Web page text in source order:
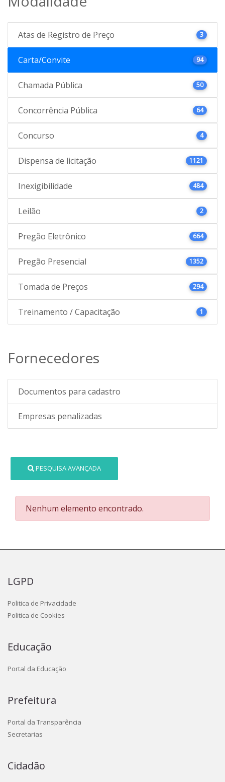
Atas de Registro de Preço 3
Carta/Convite 94
Chamada Pública 50
Concorrência Pública 64
Concurso 4
Dispensa de licitação 1121
Inexigibilidade 484
Leilão 2
Pregão Eletrônico 664
Pregão Presencial 1352
Tomada de Preços 294
Treinamento / Capacitação 1
Fornecedores
Documentos para cadastro
Empresas penalizadas
PESQUISA AVANÇADA
Nenhum elemento encontrado.
LGPD
Politica de Privacidade
Politica de Cookies
Educação
Portal da Educação
Prefeitura
Portal da Transparência
Secretarias
Cidadão